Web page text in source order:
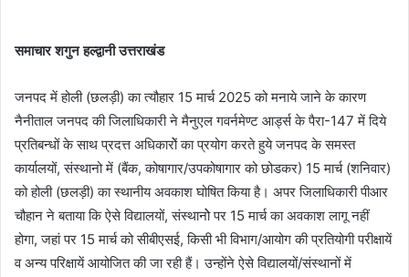
समाचार शगुन हल्द्वानी उत्तराखंड
जनपद में होली (छलड़ी) का त्यौहार 15 मार्च 2025 को मनाये जाने के कारण
नैनीताल जनपद की जिलाधिकारी ने मैनुएल गवर्नमेण्ट आर्ड्स के पैरा-147 में दिये
प्रतिबन्धों के साथ प्रदत्त अधिकारोें का प्रयोग करते हुये जनपद के समस्त
कार्यालयों, संस्थानो में (बैंक, कोषागार/उपकोषागार को छोडकर) 15 मार्च (शनिवार)
को होली (छलड़ी) का स्थानीय अवकाश घोषित किया है। अपर जिलाधिकारी पीआर
चौहान ने बताया कि ऐसे विद्यालयों, संस्थानोे पर 15 मार्च का अवकाश लागू नहीं
होगा, जहां पर 15 मार्च को सीबीएसई, किसी भी विभाग/आयोग की प्रतियोगी परीक्षायें
व अन्य परिक्षायें आयोजित की जा रही हैं। उन्होंने ऐसे विद्यालयों/संस्थानों में